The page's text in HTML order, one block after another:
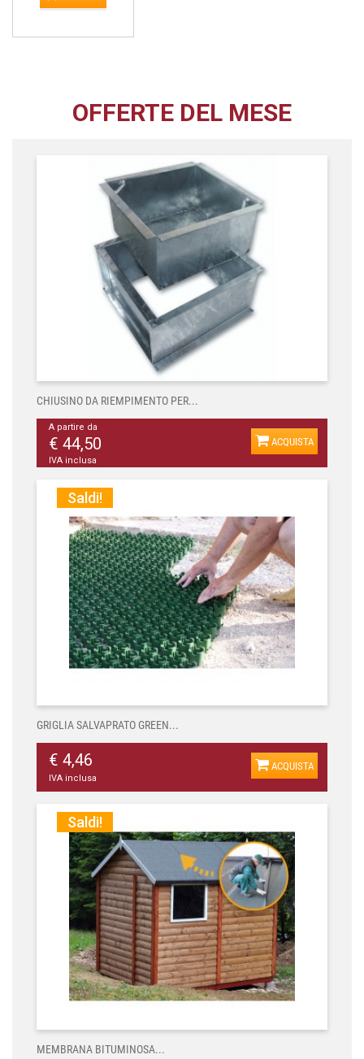
OFFERTE DEL MESE
CHIUSINO DA RIEMPIMENTO PER...
A partire da
€ 44,50
IVA inclusa
ACQUISTA
Saldi!
GRIGLIA SALVAPRATO GREEN...
€ 4,46
IVA inclusa
ACQUISTA
Saldi!
MEMBRANA BITUMINOSA...